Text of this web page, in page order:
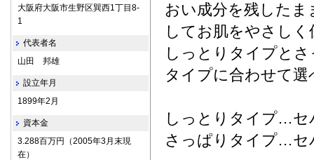
おい成分を残した
してお肌をやさし
しっとりタイプと
タイプに合わせて選
しっとりタイプ…セ
さっぱりタイプ…セ
大阪府大阪市生野区巽西1丁目8-
1
代表者名
山田 邦雄
設立年月
1899年2月
資本金
3.288百万円（2005年3月末現
在）